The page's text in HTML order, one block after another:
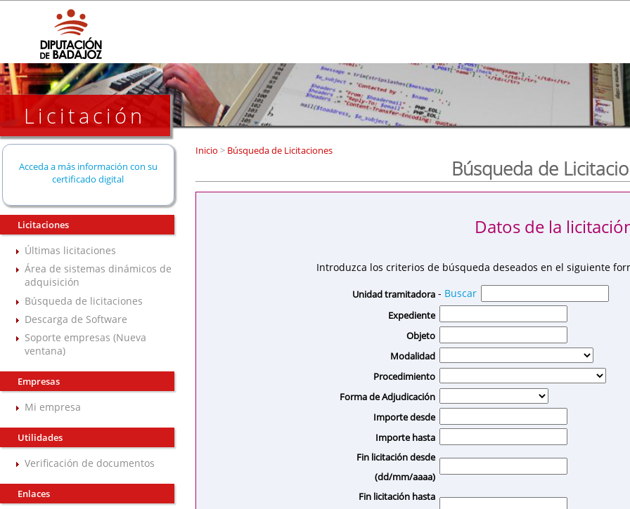
Licitación
Acceda a más información con su
certificado digital
Licitaciones
Últimas licitaciones
Área de sistemas dinámicos de
adquisición
Búsqueda de licitaciones
Descarga de Software
Soporte empresas (Nueva
ventana)
Empresas
Mi empresa
Utilidades
Verificación de documentos
Enlaces
Inicio >Búsqueda de Licitaciones
Búsqueda de
Introduzca los criterios de búsqueda deseados en el siguiente
Datos de la
Unidad tramitadora - Buscar
Expediente
Objeto
Modalidad
Procedimiento
Forma de Adjudicación
Importe desde
Importe hasta
Fin licitación desde
(dd/mm/aaaa)
Fin licitación hasta